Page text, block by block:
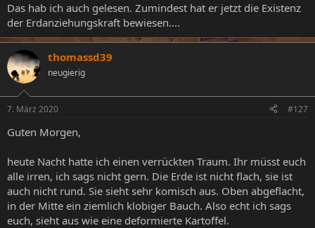
Das hab ich auch gelesen. Zumindest hat er jetzt die Existenz
der Erdanziehungskraft bewiesen....
thomassd39
neugierig
7. März 2020 #127
Guten Morgen,
heute Nacht hatte ich einen verrückten Traum. Ihr müsst euch
alle irren, ich sags nicht gern. Die Erde ist nicht flach, sie ist
auch nicht rund. Sie sieht sehr komisch aus. Oben abgeflacht,
in der Mitte ein ziemlich klobiger Bauch. Also echt ich sags
euch, sieht aus wie eine deformierte Kartoffel.